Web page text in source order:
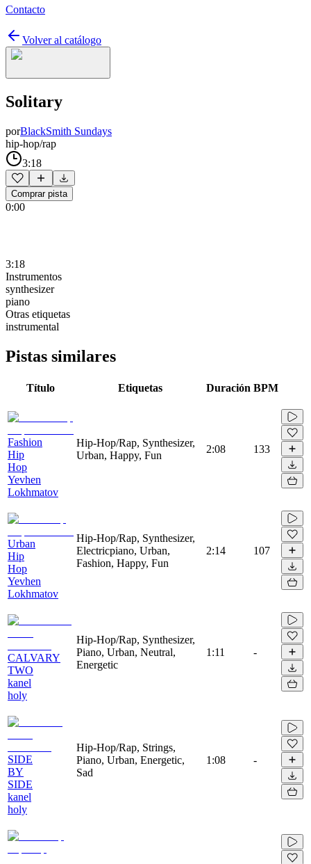
Contacto
Volver al catálogo
Solitary
porBlackSmith Sundays
hip-hop/rap
3:18
Comprar pista
0:00
3:18
Instrumentos
synthesizer
piano
Otras etiquetas
instrumental
Pistas similares
Título Etiquetas Duración BPM
Fashion
Hip
Hop
Yevhen
Lokhmatov
Hip-Hop/Rap, Synthesizer,
Urban, Happy, Fun
2:08 133
Urban
Hip
Hop
Yevhen
Lokhmatov
Hip-Hop/Rap, Synthesizer,
Electricpiano, Urban,
Fashion, Happy, Fun
2:14 107
CALVARY
TWO
kanel
holy
Hip-Hop/Rap, Synthesizer,
Piano, Urban, Neutral,
Energetic
1:11 -
SIDE
BY
SIDE
kanel
holy
Hip-Hop/Rap, Strings,
Piano, Urban, Energetic,
Sad
1:08 -